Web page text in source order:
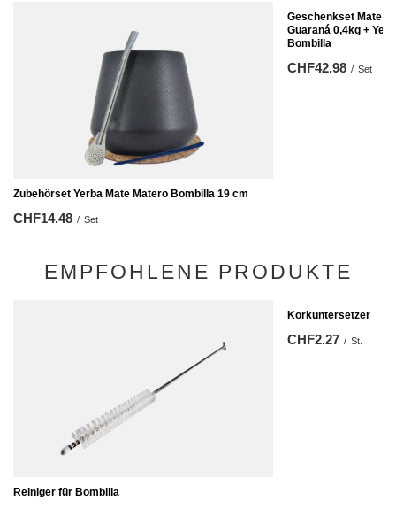
Zubehörset Yerba Mate Matero Bombilla 19 cm
CHF14.48 / Set
Geschenkset Mate
Guaraná 0,4kg +
Bombilla
CHF42.98 / Set
EMPFOHLENE PRODUKTE
Reiniger für Bombilla
Korkuntersetzer
CHF2.27 / St.